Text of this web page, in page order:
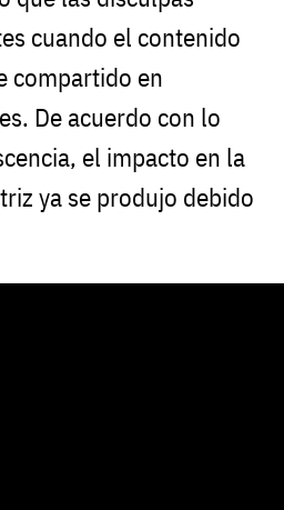
cuando el contenido
compartido en
De acuerdo con lo
el impacto en la
ya se produjo debido